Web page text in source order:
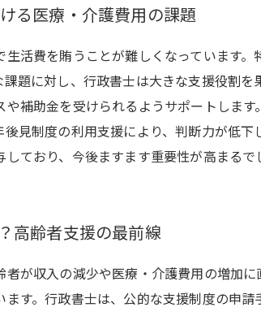
る医療・介護費用の課題
活費を賄うことが難しくなっています
題に対し、行政書士は大きな支援役割
補助金を受けられるようサポートしま
見制度の利用支援により、判断力が低
ており、今後ますます重要性が高まるで
高齢者支援の最前線
が収入の減少や医療・介護費用の増加
す。行政書士は、公的な支援制度の申